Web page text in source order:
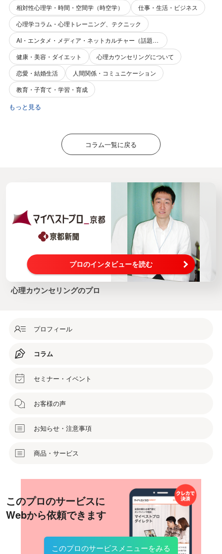
相対性心理学・時間・空間学（時空学）
仕事・生活・ビジネス
心理学コラム・心理トレーニング、テクニック
AI・エンタメ・メディア・ネットカルチャー（話題性・関心事）
健康・美容・ダイエット
心理カウンセリングについて
恋愛・結婚生活
人間関係・コミュニケーション
教育・子育て・学習・育成
もっと見る
コラム一覧に戻る
プロのインタビューを読む
心理カウンセリングのプロ
プロフィール
コラム
セミナー・イベント
お客様の声
お知らせ・注意事項
商品・サービス
このプロのサービスに
Webから依頼できます
このプロのサービスメニューをみる